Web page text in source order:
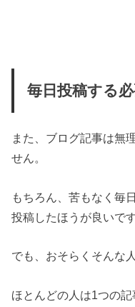
毎日投稿する
また、ブログ記事は無
せん。
もちろん、苦もなく毎
投稿したほうが良いです
でも、おそらくそんな
ほとんどの人は1つの